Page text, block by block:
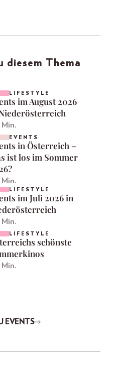
diesem Thema
LIFESTYLE
im August 2026
Min.
EVENTS
in Österreich –
ist los im Sommer
Min.
LIFESTYLE
im Juli 2026 in
Min.
LIFESTYLE
schönste
Min.
EVENTS